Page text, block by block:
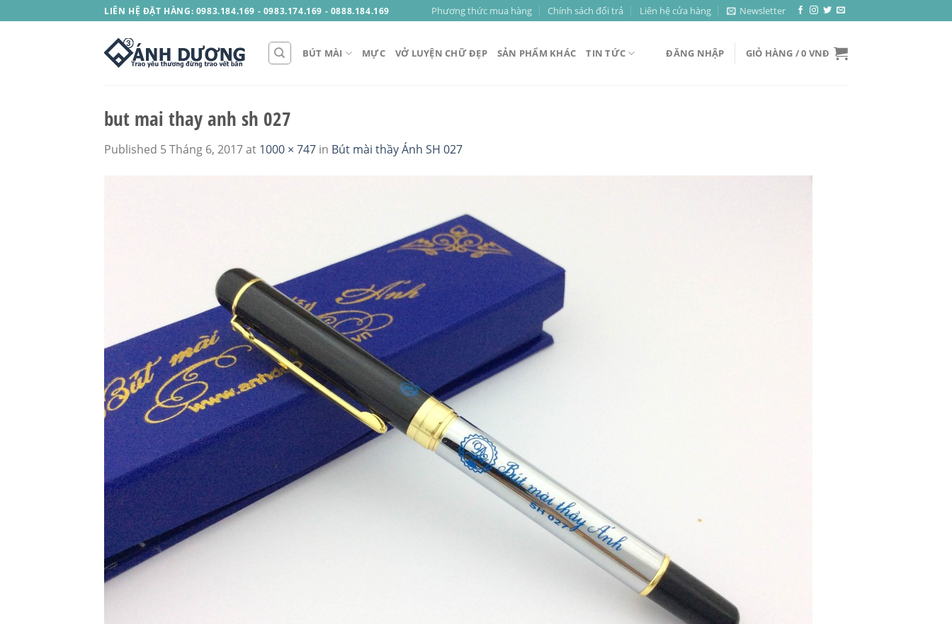
to
LIÊN HỆ ĐẶT HÀNG: 0983.184.169 - 0983.174.169 - 0888.184.169 Phương thức mua hàng Chính sách đổi trả Liên hệ cửa hàng Newsletter
BÚT MÀI MỰC VỞ LUYỆN CHỮ ĐẸP SẢN PHẨM KHÁC TIN TỨC ĐĂNG NHẬP GIỎ HÀNG /0 VNĐ
but mai thay anh sh 027
Published 5 Tháng 6, 2017at 1000 × 747 in Bút mài thầy Ánh SH 027